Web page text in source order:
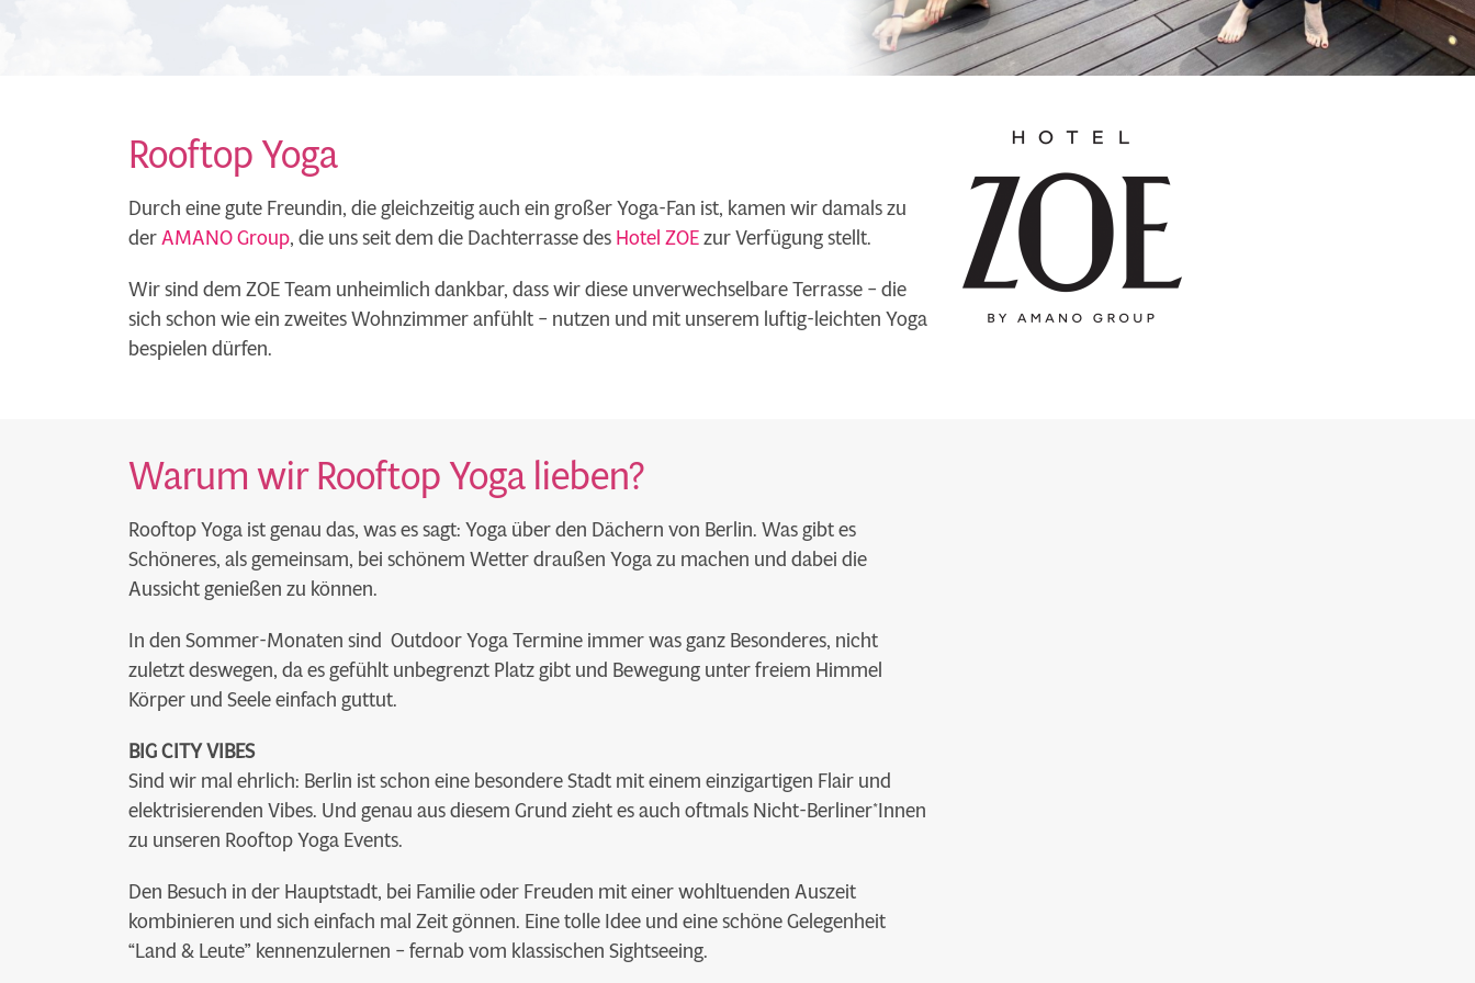
Rooftop Yoga
Durch eine gute Freundin, die gleichzeitig auch ein großer Yoga-Fan ist, kamen wir damals zu
derAMANO Group, die uns seit dem die Dachterrasse desHotel ZOEzur Verfügung stellt.
Wir sind dem ZOE Team unheimlich dankbar, dass wir diese unverwechselbare Terrasse – die
sich schon wie ein zweites Wohnzimmer anfühlt – nutzen und mit unserem luftig-leichten Yoga
bespielen dürfen.
Warum wir Rooftop Yoga lieben?
Rooftop Yoga ist genau das, was es sagt: Yoga über den Dächern von Berlin. Was gibt es
Schöneres, als gemeinsam, bei schönem Wetter draußen Yoga zu machen und dabei die
Aussicht genießen zu können.
In den Sommer-Monaten sind Outdoor Yoga Termine immer was ganz Besonderes, nicht
zuletzt deswegen, da es gefühlt unbegrenzt Platz gibt und Bewegung unter freiem Himmel
Körper und Seele einfach guttut.
BIG CITY VIBES
Sind wir mal ehrlich: Berlin ist schon eine besondere Stadt mit einem einzigartigen Flair und
elektrisierenden Vibes. Und genau aus diesem Grund zieht es auch oftmals Nicht-Berliner*Innen
zu unseren Rooftop Yoga Events.
Den Besuch in der Hauptstadt, bei Familie oder Freuden mit einer wohltuenden Auszeit
kombinieren und sich einfach mal Zeit gönnen. Eine tolle Idee und eine schöne Gelegenheit
“Land & Leute” kennenzulernen – fernab vom klassischen Sightseeing.